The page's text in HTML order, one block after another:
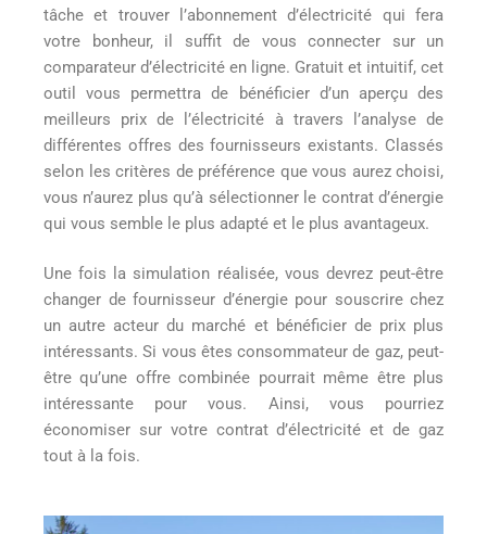
tâche et trouver l’abonnement d’électricité qui fera
votre bonheur, il suffit de vous connecter sur un
comparateur d’électricité en ligne. Gratuit et intuitif, cet
outil vous permettra de bénéficier d’un aperçu des
meilleurs prix de l’électricité à travers l’analyse de
différentes offres des fournisseurs existants. Classés
selon les critères de préférence que vous aurez choisi,
vous n’aurez plus qu’à sélectionner le contrat d’énergie
qui vous semble le plus adapté et le plus avantageux.
Une fois la simulation réalisée, vous devrez peut-être
changer de fournisseur d’énergie pour souscrire chez
un autre acteur du marché et bénéficier de prix plus
intéressants. Si vous êtes consommateur de gaz, peut-
être qu’une offre combinée pourrait même être plus
intéressante pour vous. Ainsi, vous pourriez
économiser sur votre contrat d’électricité et de gaz
tout à la fois.